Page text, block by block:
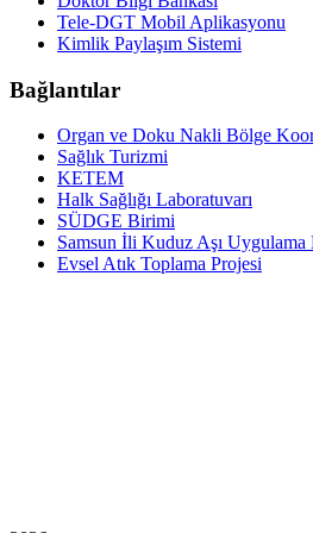
Tele-DGT Mobil Aplikasyonu
Kimlik Paylaşım Sistemi
Bağlantılar
Organ ve Doku Nakli Bölge
Sağlık Turizmi
KETEM
Halk Sağlığı Laboratuvarı
SÜDGE Birimi
Samsun İli Kuduz Aşı Uygulama
Evsel Atık Toplama Projesi